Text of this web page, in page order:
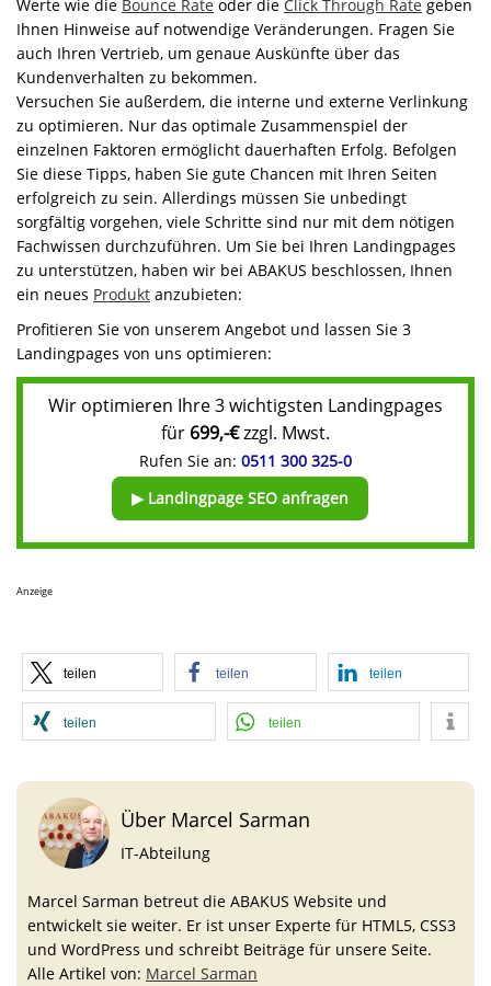
Werte wie die Bounce Rate oder die Click Through Rate geben
Ihnen Hinweise auf notwendige Veränderungen. Fragen Sie
auch Ihren Vertrieb, um genaue Auskünfte über das
Kundenverhalten zu bekommen.
Versuchen Sie außerdem, die interne und externe Verlinkung
zu optimieren. Nur das optimale Zusammenspiel der
einzelnen Faktoren ermöglicht dauerhaften Erfolg. Befolgen
Sie diese Tipps, haben Sie gute Chancen mit Ihren Seiten
erfolgreich zu sein. Allerdings müssen Sie unbedingt
sorgfältig vorgehen, viele Schritte sind nur mit dem nötigen
Fachwissen durchzuführen. Um Sie bei Ihren Landingpages
zu unterstützen, haben wir bei ABAKUS beschlossen, Ihnen
ein neues Produkt anzubieten:
Profitieren Sie von unserem Angebot und lassen Sie 3
Landingpages von uns optimieren:
Wir optimieren Ihre 3 wichtigsten Landingpages
für 699,-€zzgl. Mwst.
Rufen Sie an: 0511 300 325-0
▶ Landingpage SEO anfragen
Anzeige
teilen teilen teilen
teilen teilen
Über Marcel Sarman
IT-Abteilung
Marcel Sarman betreut die ABAKUS Website und
entwickelt sie weiter. Er ist unser Experte für HTML5, CSS3
und WordPress und schreibt Beiträge für unsere Seite.
Alle Artikel von: Marcel Sarman